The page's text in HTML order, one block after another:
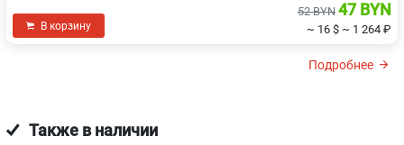
В корзину
52 BYN 47 BYN
~ 16 $ ~ 1 264 ₽
Подробнее
Также в наличии